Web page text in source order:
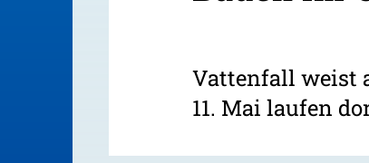
Vattenfall weist
11. Mai laufen